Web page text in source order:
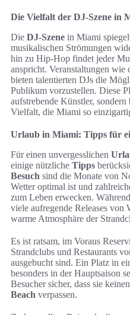
Die Vielfalt der DJ-Szene in
Die DJ-Szene in Miami
musikalischen Strömungen
hin zu Hip-Hop findet jeder
anspricht. Veranstaltungen
bieten talentierten DJs die
Publikum vorzustellen. Diese
aufstrebende Künstler,
Vielfalt, die Miami so
Urlaub in Miami: Tipps für
Für einen unvergesslichen
einige nützliche Tipps
Besuch sind die Monate von
Wetter optimal ist und
zum Leben erwecken.
viele aufregende Releases von
warme Atmosphäre der
Es ist ratsam, im Voraus
Strandclubs und Restaurants
ausgebucht sind. Ein Platz in
besonders in der Hauptsaison
Besucher sicher, dass sie
Beach verpassen.